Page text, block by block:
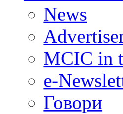
News
MCIC in
e-
Говори